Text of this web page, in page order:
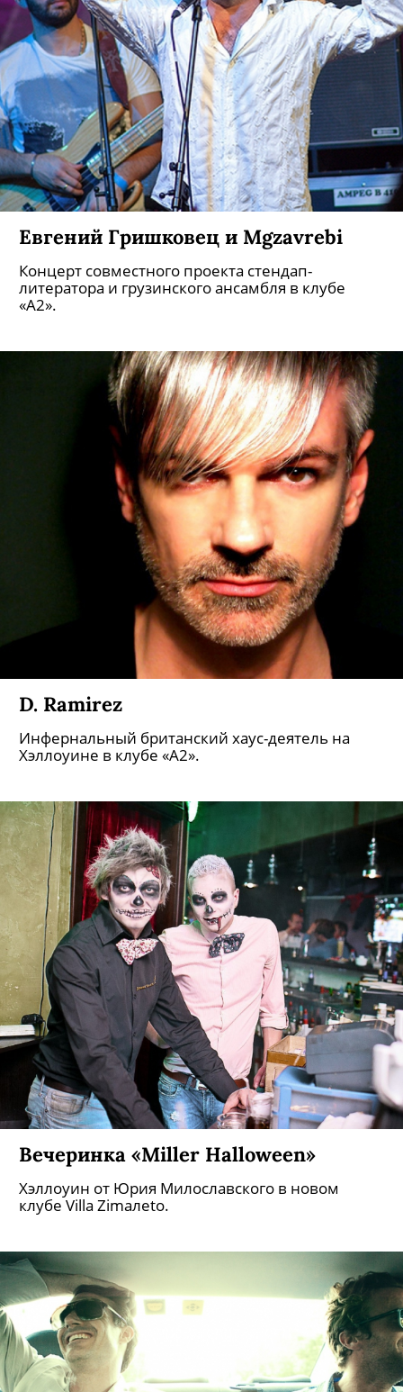
Евгений Гришковец и Mgzavrebi
Концерт совместного проекта стендап-
литератора и грузинского ансамбля в клубе
«А2».
D. Ramirez
Инфернальный британский хаус-деятель на
Хэллоуине в клубе «А2».
Вечеринка «Miller Halloween»
Хэллоуин от Юрия Милославского в новом
клубе Villa Zimaлеto.